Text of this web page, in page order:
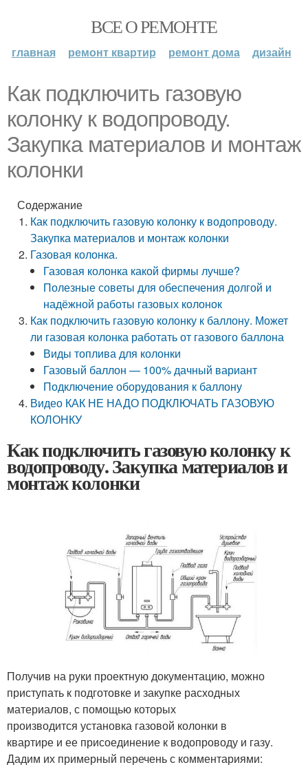
ВСЕ О РЕМОНТЕ
главная ремонт квартир ремонт дома дизайн
Как подключить газовую
колонку к водопроводу.
Закупка материалов и монтаж
колонки
Содержание
Как подключить газовую колонку к водопроводу.
Закупка материалов и монтаж колонки
Газовая колонка.
Газовая колонка какой фирмы лучше?
Полезные советы для обеспечения долгой и
надёжной работы газовых колонок
Как подключить газовую колонку к баллону. Может
ли газовая колонка работать от газового баллона
Виды топлива для колонки
Газовый баллон — 100% дачный вариант
Подключение оборудования к баллону
Видео КАК НЕ НАДО ПОДКЛЮЧАТЬ ГАЗОВУЮ
КОЛОНКУ
Как подключить газовую колонку к
водопроводу. Закупка материалов и
монтаж колонки
Получив на руки проектную документацию, можно
приступать к подготовке и закупке расходных
материалов, с помощью которых
производится установка газовой колонки в
квартире и ее присоединение к водопроводу и газу.
Дадим их примерный перечень с комментариями: